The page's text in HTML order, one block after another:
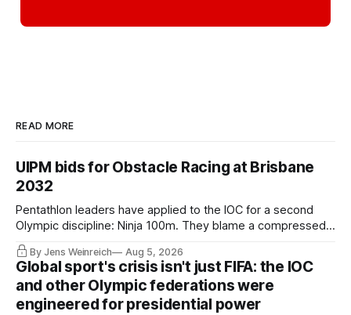
READ MORE
UIPM bids for Obstacle Racing at Brisbane
2032
Pentathlon leaders have applied to the IOC for a second
Olympic discipline: Ninja 100m. They blame a compressed
IOC timeline for the speed of the internal decision. Though,
Vice President Viacheslav Malishev says the Executive
Board had been kept in the dark about the IOC’s letter for
eleven days.
By Jens Weinreich Aug 5, 2026
Global sport's crisis isn't just FIFA: the IOC
and other Olympic federations were
engineered for presidential power